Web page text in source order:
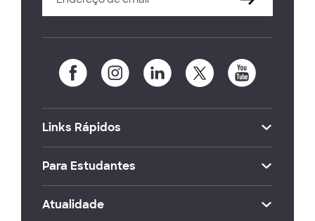
Links Rápidos
Para Estudantes
Atualidade